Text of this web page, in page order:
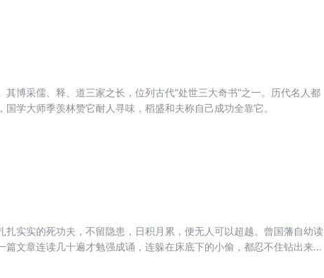
的创始人；他是中央集权制的开创者；他是世界奇迹万里长城的修筑
其博采儒、释、道三家之长，位列古代“处世三大奇书”之一。历代名人都
学大师季羡林赞它耐人寻味，稻盛和夫称自己成功全靠它。
实实的死功夫，不留隐患，日积月累，便无人可以超越。曾国藩自幼读
文章连读几十遍才勉强成诵，连躲在床底下的小偷，都忍不住钻出来替